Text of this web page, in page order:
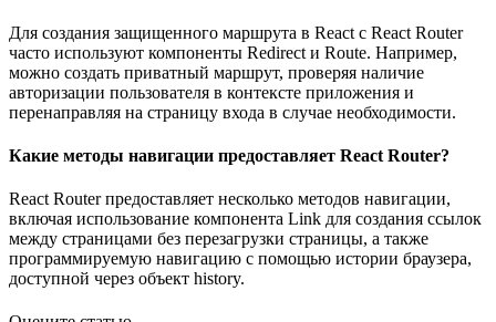
Для создания защищенного маршрута в React с React Router
часто используют компоненты Redirect и Route. Например,
можно создать приватный маршрут, проверяя наличие
авторизации пользователя в контексте приложения и
перенаправляя на страницу входа в случае необходимости.
Какие методы навигации предоставляет React Router?
React Router предоставляет несколько методов навигации,
включая использование компонента Link для создания ссылок
между страницами без перезагрузки страницы, а также
программируемую навигацию с помощью истории браузера,
доступной через объект history.